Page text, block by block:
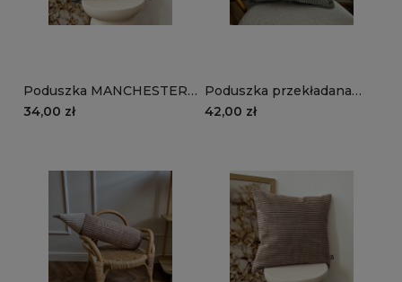
Poduszka MANCHESTER
TL37 | oliwkowy
34,00 zł
Poduszka przekładana
MANCHESTER LN37 |
42,00 zł